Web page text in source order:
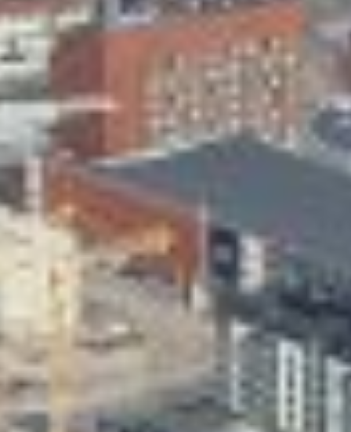
Skeittihalli
Varhaiskasvatus
Ateria- ja välipalamaksut
Mämminiemi
Taideapteekki
Kirjasto
Valon Kaupunki
Lasten Lysti & LystiKylä-festivaali